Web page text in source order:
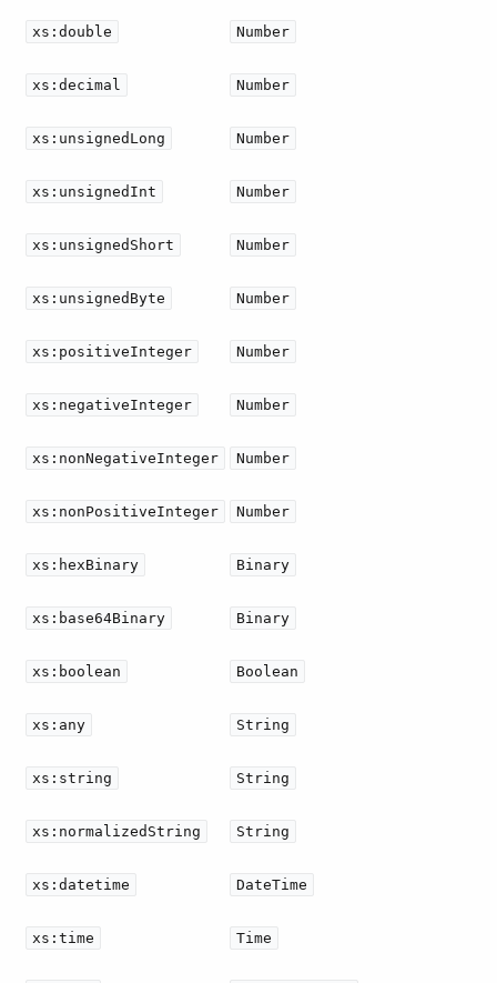
xs:double Number
xs:decimal Number
xs:unsignedLong Number
xs:unsignedInt Number
xs:unsignedShort Number
xs:unsignedByte Number
xs:positiveInteger Number
xs:negativeInteger Number
xs:nonNegativeInteger Number
xs:nonPositiveInteger Number
xs:hexBinary Binary
xs:base64Binary Binary
xs:boolean Boolean
xs:any String
xs:string String
xs:normalizedString String
xs:datetime DateTime
xs:time Time